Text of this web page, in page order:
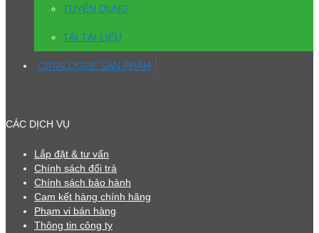
TUYỂN DỤNG
TẢI TÀI LIỆU
CATALOGUE SẢN PHẨM
CÁC DỊCH VỤ
Lắp đặt & tư vấn
Chính sách đổi trả
Chính sách bảo hành
Cam kết hàng chính hãng
Phạm vi bán hàng
Thông tin công ty